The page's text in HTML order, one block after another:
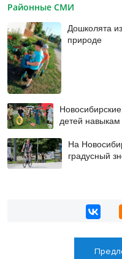
Районные СМИ
Дошколята
природе
детей
На
градусный